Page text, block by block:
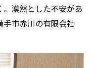
漠然とした不安があ
市赤川の有限会社